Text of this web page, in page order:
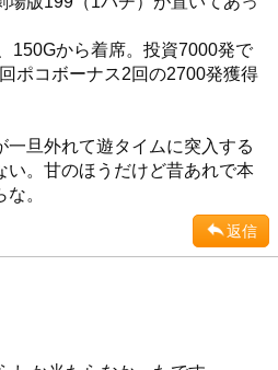
150Gから着席。投資7000発で
ポコボーナス2回の2700発獲得
一旦外れて遊タイムに突入する
い。甘のほうだけど昔あれで本
。
返信